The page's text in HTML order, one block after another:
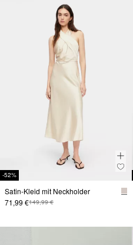
-52%
Satin-Kleid mit Neckholder
71,99 €149,99 €